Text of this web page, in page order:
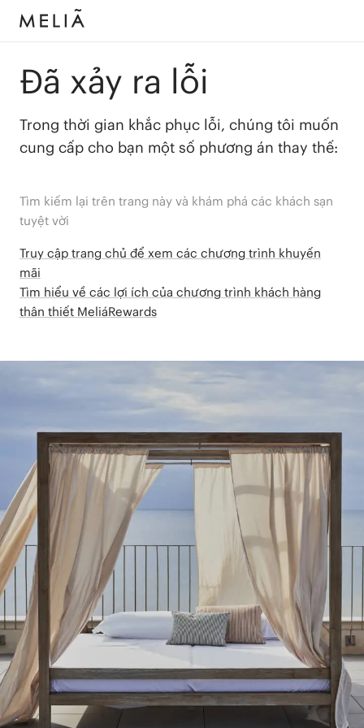
Đã xảy ra lỗi
Trong thời gian khắc phục lỗi, chúng tôi muốn
cung cấp cho bạn một số phương án thay thế:
Tìm kiếm lại trên trang này và khám phá các khách sạn
tuyệt vời
Truy cập trang chủ để xem các chương trình khuyến
mãi
Tìm hiểu về các lợi ích của chương trình khách hàng
thân thiết MeliáRewards